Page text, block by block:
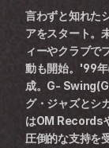
言わずと知れた
アをスタート。
ィーやクラブで
動も開始。'99
成。G-
グ・ジャズとシ
はOM Records
圧倒的な支持を